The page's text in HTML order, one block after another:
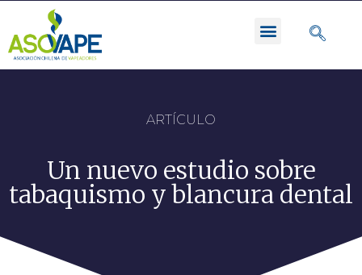
ARTÍCULO
Un nuevo estudio sobre
tabaquismo y blancura dental